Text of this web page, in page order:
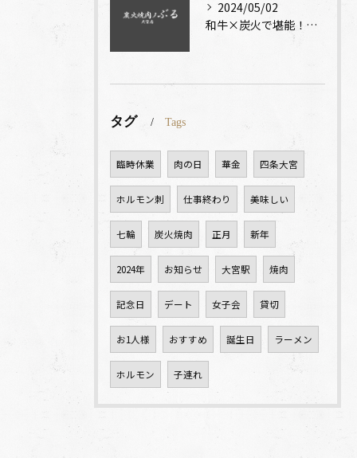
2024/05/02
和牛×炭火で堪能！焼肉で味わう絶品旨味
タグ Tags
臨時休業 肉の日 華金 四条大宮
ホルモン刺 仕事終わり 美味しい
七輪 炭火焼肉 正月 新年
2024年 お知らせ 大宮駅 焼肉
記念日 デート 女子会 貸切
お1人様 おすすめ 誕生日 ラーメン
ホルモン 子連れ